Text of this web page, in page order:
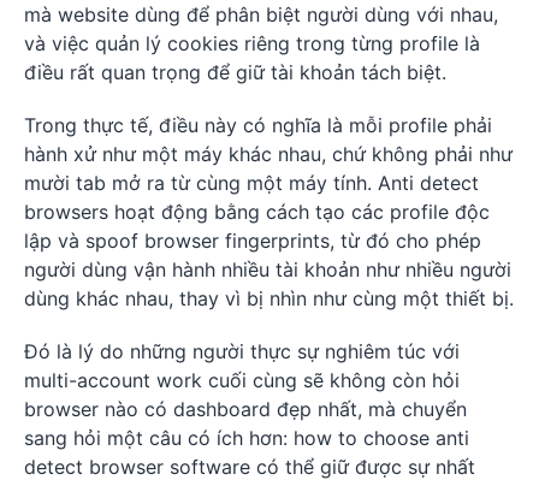
mà website dùng để phân biệt người dùng với nhau,
và việc quản lý cookies riêng trong từng profile là
điều rất quan trọng để giữ tài khoản tách biệt.
Trong thực tế, điều này có nghĩa là mỗi profile phải
hành xử như một máy khác nhau, chứ không phải như
mười tab mở ra từ cùng một máy tính. Anti detect
browsers hoạt động bằng cách tạo các profile độc
lập và spoof browser fingerprints, từ đó cho phép
người dùng vận hành nhiều tài khoản như nhiều người
dùng khác nhau, thay vì bị nhìn như cùng một thiết bị.
Đó là lý do những người thực sự nghiêm túc với
multi-account work cuối cùng sẽ không còn hỏi
browser nào có dashboard đẹp nhất, mà chuyển
sang hỏi một câu có ích hơn: how to choose anti
detect browser software có thể giữ được sự nhất